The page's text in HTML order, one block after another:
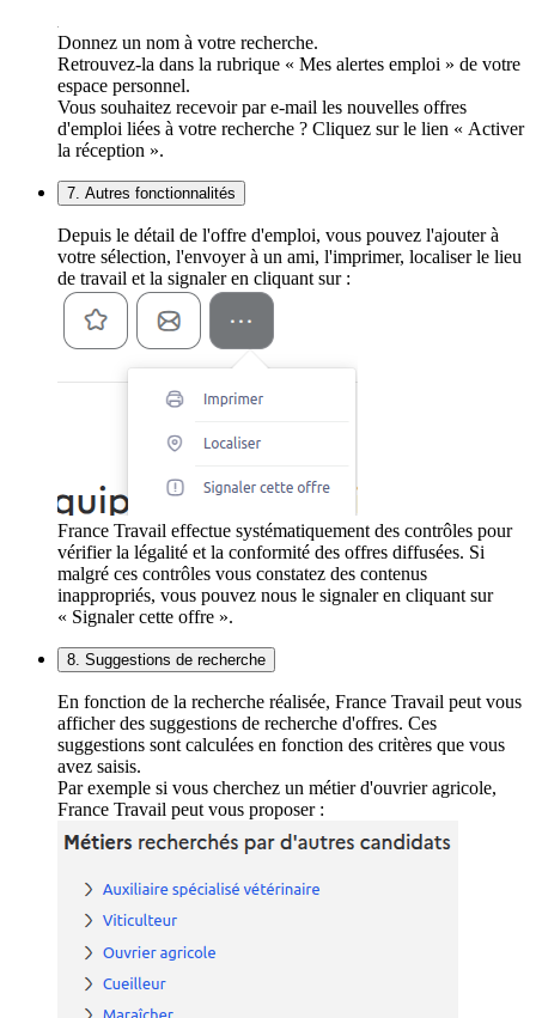
Donnez un nom à votre recherche.
Retrouvez-la dans la rubrique « Mes alertes emploi » de votre
espace personnel.
Vous souhaitez recevoir par e-mail les nouvelles offres
d'emploi liées à votre recherche ? Cliquez sur le lien « Activer
la réception ».
7. Autres fonctionnalités
Depuis le détail de l'offre d'emploi, vous pouvez l'ajouter à
votre sélection, l'envoyer à un ami, l'imprimer, localiser le lieu
de travail et la signaler en cliquant sur :
France Travail effectue systématiquement des contrôles pour
vérifier la légalité et la conformité des offres diffusées. Si
malgré ces contrôles vous constatez des contenus
inappropriés, vous pouvez nous le signaler en cliquant sur
« Signaler cette offre ».
8. Suggestions de recherche
En fonction de la recherche réalisée, France Travail peut vous
afficher des suggestions de recherche d'offres. Ces
suggestions sont calculées en fonction des critères que vous
avez saisis.
Par exemple si vous cherchez un métier d'ouvrier agricole,
France Travail peut vous proposer :